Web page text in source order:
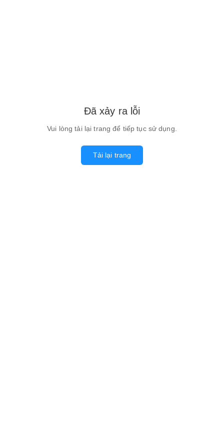
Đã xảy ra lỗi
Vui lòng tải lại trang để tiếp tục sử dụng.
Tải lại trang